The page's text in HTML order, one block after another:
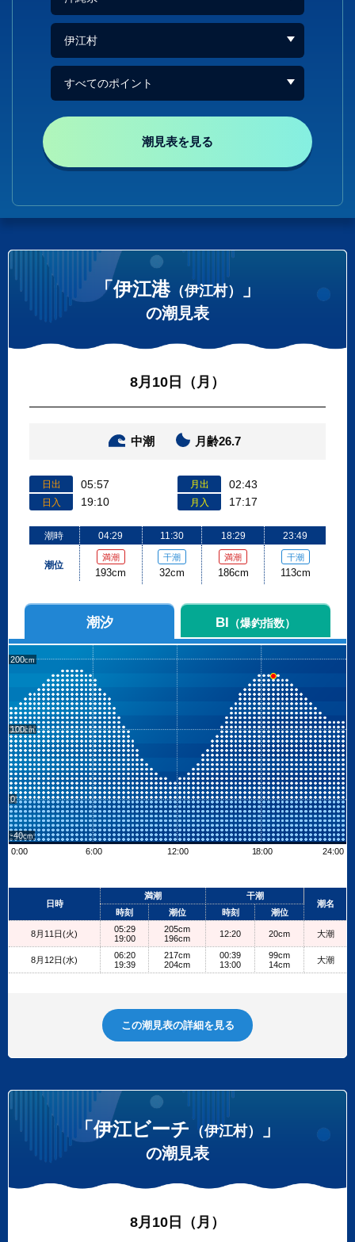
潮見表を見る
「伊江港（伊江村） 」
の潮見表
8月10日（月）
中潮 月齢26.7
日出 05:57
日入 19:10
月出 02:43
月入 17:17
潮時
潮位
04:29
満潮
193cm
11:30
干潮
32cm
18:29
満潮
186cm
23:49
干潮
113cm
潮汐 BI （爆釣指数）
200
100
0
-40
0:00
6:00 12:00 18:00 24:00
+
日時
満潮
干潮
潮名
時刻
潮位 時刻 潮位
8月11日(火)
05:29
19:00
205cm
196cm
12:20 20cm 大潮
8月12日(水)
06:20
19:39
217cm
204cm
00:39
13:00
99cm
14cm
大潮
この潮見表の詳細を見る
「伊江ビーチ （伊江村） 」
の潮見表
8月10日（月）